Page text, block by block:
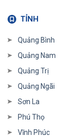
TỈNH
Quảng Bình
Quảng Nam
Quảng Trị
Quảng Ngãi
Sơn La
Phú Thọ
Vĩnh Phúc